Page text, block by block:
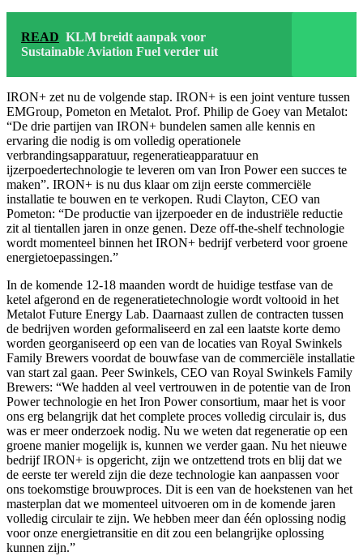
READ KLM breidt aanpak voor
Sustainable Aviation Fuel verder uit
IRON+ zet nu de volgende stap. IRON+ is een joint venture tussen
EMGroup, Pometon en Metalot. Prof. Philip de Goey van Metalot:
“De drie partijen van IRON+ bundelen samen alle kennis en
ervaring die nodig is om volledig operationele
verbrandingsapparatuur, regeneratieapparatuur en
ijzerpoedertechnologie te leveren om van Iron Power een succes te
maken”. IRON+ is nu dus klaar om zijn eerste commerciële
installatie te bouwen en te verkopen. Rudi Clayton, CEO van
Pometon: “De productie van ijzerpoeder en de industriële reductie
zit al tientallen jaren in onze genen. Deze off-the-shelf technologie
wordt momenteel binnen het IRON+ bedrijf verbeterd voor groene
energietoepassingen.”
In de komende 12-18 maanden wordt de huidige testfase van de
ketel afgerond en de regeneratietechnologie wordt voltooid in het
Metalot Future Energy Lab. Daarnaast zullen de contracten tussen
de bedrijven worden geformaliseerd en zal een laatste korte demo
worden georganiseerd op een van de locaties van Royal Swinkels
Family Brewers voordat de bouwfase van de commerciële installatie
van start zal gaan. Peer Swinkels, CEO van Royal Swinkels Family
Brewers: “We hadden al veel vertrouwen in de potentie van de Iron
Power technologie en het Iron Power consortium, maar het is voor
ons erg belangrijk dat het complete proces volledig circulair is, dus
was er meer onderzoek nodig. Nu we weten dat regeneratie op een
groene manier mogelijk is, kunnen we verder gaan. Nu het nieuwe
bedrijf IRON+ is opgericht, zijn we ontzettend trots en blij dat we
de eerste ter wereld zijn die deze technologie kan aanpassen voor
ons toekomstige brouwproces. Dit is een van de hoekstenen van het
masterplan dat we momenteel uitvoeren om in de komende jaren
volledig circulair te zijn. We hebben meer dan één oplossing nodig
voor onze energietransitie en dit zou een belangrijke oplossing
kunnen zijn.”